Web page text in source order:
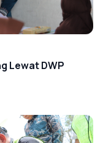
Lewat DWP